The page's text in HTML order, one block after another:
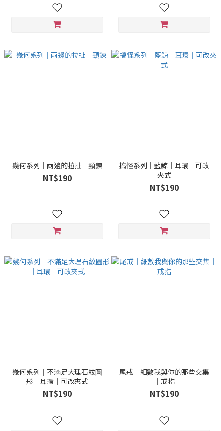
幾何系列｜兩邊的拉扯｜頸鍊
NT$190
搞怪系列｜藍鯨｜耳環｜可改
夾式
NT$190
幾何系列｜不滿足大理石紋圓
形｜耳環｜可改夾式
NT$190
尾戒｜細數我與你的那些交集
｜戒指
NT$190